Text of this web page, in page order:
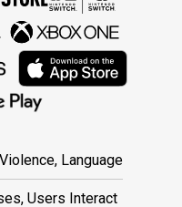
Language
Users Interact